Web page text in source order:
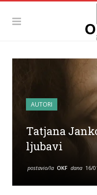
AUTORI
Tatjana
ljubavi
postavio/la OKF dana 16/